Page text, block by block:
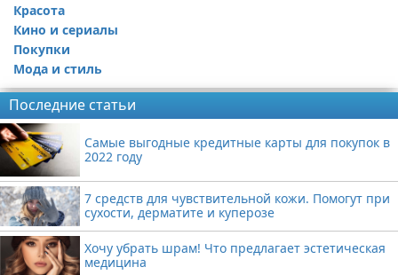
Красота
Кино и сериалы
Покупки
Мода и стиль
Последние статьи
Самые выгодные кредитные карты для покупок в
2022 году
7 средств для чувствительной кожи. Помогут при
сухости, дерматите и куперозе
Хочу убрать шрам! Что предлагает эстетическая
медицина